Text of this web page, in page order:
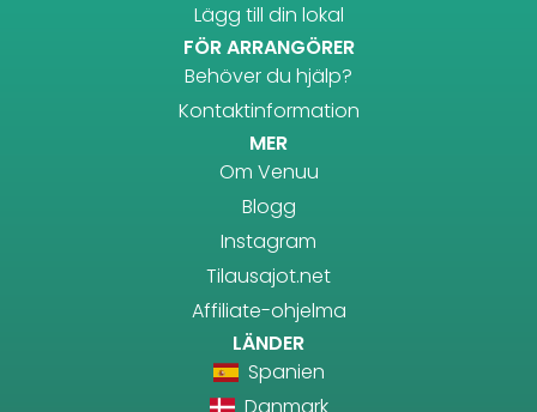
Lägg till din lokal
FÖR ARRANGÖRER
Behöver du hjälp?
Kontaktinformation
MER
Om Venuu
Blogg
Instagram
Tilausajot.net
Affiliate-ohjelma
LÄNDER
Spanien